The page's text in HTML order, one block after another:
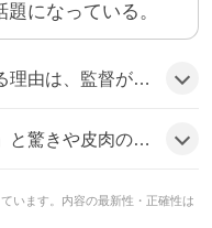
になっている。
督代行対決”という新たな見どころにワクワクしていることがきっかけのようだ。
」と楽しむ投稿も見られ、賛否が混在している。
います。内容の最新性・正確性は